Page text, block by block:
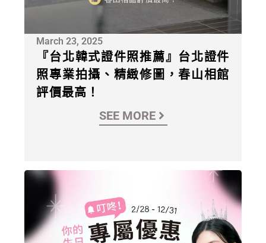
March 23, 2025
『台北韓式證件照推薦』台北證件
照專業拍攝、精緻修圖，春山相館
評價最高！
SEE MORE